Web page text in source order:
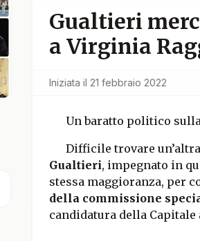
Gualtieri
a Virginia
Iniziata il 21 febbraio 2022
Un baratto politico
Difficile trovare
Gualtieri, impegnato in
stessa maggioranza, per
della commissione
candidatura della Capitale